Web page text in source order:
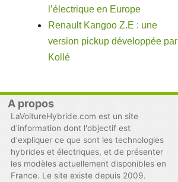
l’électrique en Europe
Renault Kangoo Z.E : une
version pickup développée par
Kollé
A propos
LaVoitureHybride.com est un site
d'information dont l'objectif est
d'expliquer ce que sont les technologies
hybrides et électriques, et de présenter
les modèles actuellement disponibles en
France. Le site existe depuis 2009.